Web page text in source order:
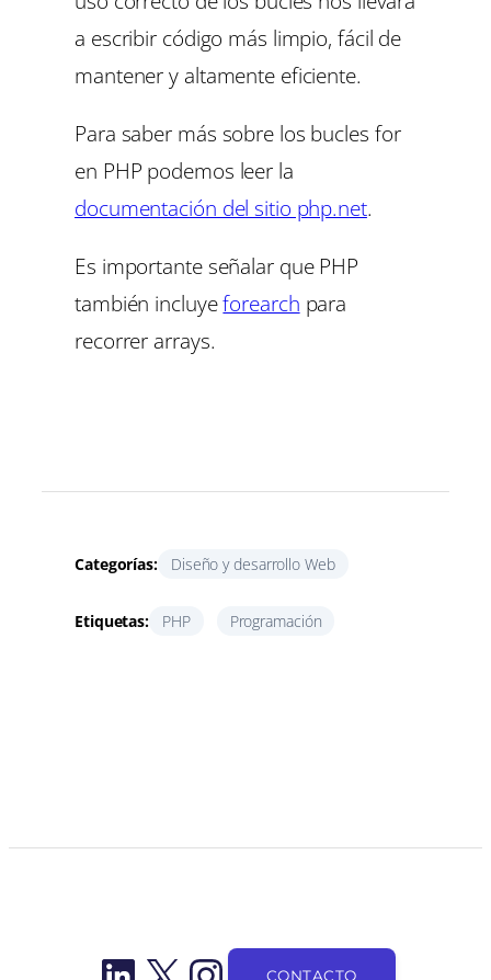
a escribir código más limpio, fácil de
mantener y altamente eficiente.
Para saber más sobre los bucles for
en PHP podemos leer la
documentación del sitio php.net.
Es importante señalar que PHP
también incluyeforearch para
recorrer arrays.
Categorías: Diseño y desarrollo Web
Etiquetas: PHP Programación
CONTACTO